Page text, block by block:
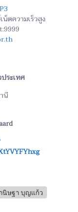
ตความเร็วสูง
ระเทศ
นี
นิษฐา บุญแก้ว